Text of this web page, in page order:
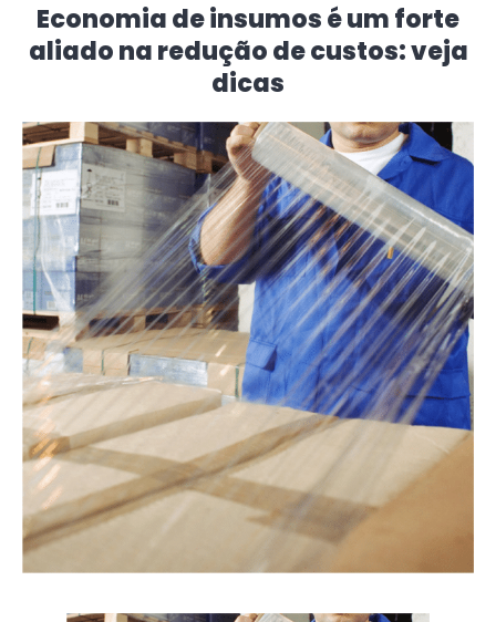
Economia de insumos é um forte
aliado na redução de custos: veja
dicas